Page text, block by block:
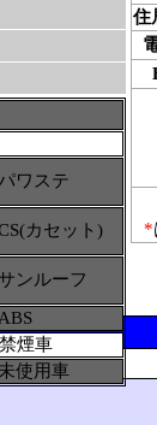
ワステ
カセット)
ンルーフ
煙車
使用車
住
*